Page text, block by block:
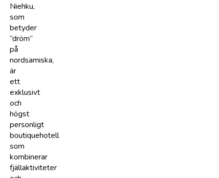
Niehku,
som
betyder
”dröm”
på
nordsamiska,
är
ett
exklusivt
och
högst
personligt
boutiquehotell
som
kombinerar
fjällaktiviteter